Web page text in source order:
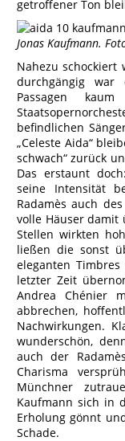
getroffener Ton
Jonas Kaufmann.
Nahezu schockiert
durchgängig
Passagen
befindlichen
„Celeste Aida“
schwach“ zurück
Das erstaunt
seine Intensität
Radamès auch
volle Häuser damit
Stellen wirkten
ließen die sonst
eleganten
letzter Zeit
Andrea Chénier
abbrechen,
Nachwirkungen.
wunderschön,
auch der
Charisma
Münchner
Kaufmann sich in
Erholung gönnt
Schade.